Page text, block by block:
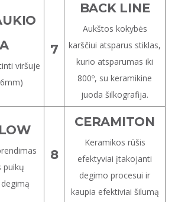
viršuje
7
BACK LINE
Aukštos kokybės
karščiui atsparus stiklas,
kurio atsparumas iki
800º, su keramikine
juoda šilkografija.
puikų
8
CERAMITON
Keramikos rūšis
efektyviai įtakojanti
degimo procesui ir
kaupia efektiviai šilumą